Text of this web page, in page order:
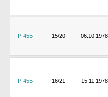
Р-45Б 15/20 06.10.1978
Р-45Б 16/21 15.11.1978